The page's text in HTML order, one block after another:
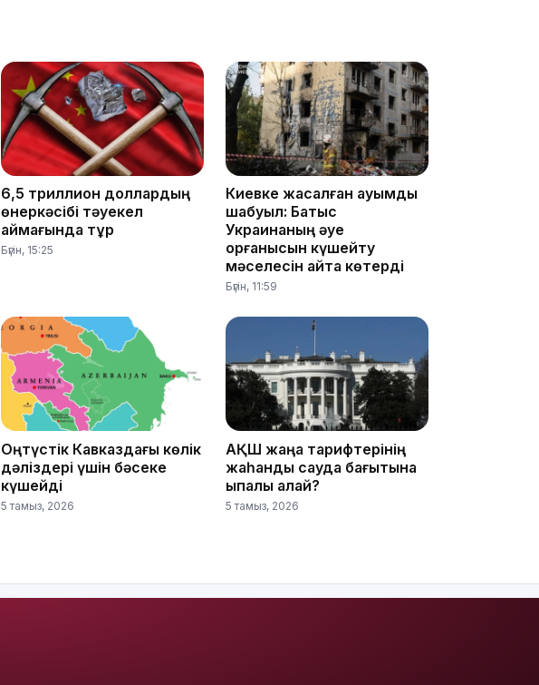
6,5 триллион доллардың
өнеркәсібі тәуекел
аймағында тұр
Бүгін, 15:25
Киевке жасалған ауқымды
шабуыл: Батыс
Украинаның әуе
қорғанысын күшейту
мәселесін қайта көтерді
Бүгін, 11:59
Оңтүстік Кавказдағы көлік
дәліздері үшін бәсеке
күшейді
5 тамыз, 2026
АҚШ жаңа тарифтерінің
жаһандық сауда бағытына
ықпалы қалай?
5 тамыз, 2026
15:25